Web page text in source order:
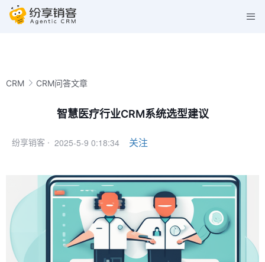
CRM CRM问答文章
智慧医疗行业CRM系统选型建议
纷享销客 · 2025-5-9 0:18:34 关注